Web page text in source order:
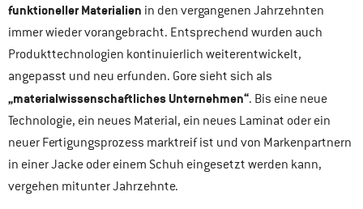
funktioneller Materialien in den vergangenen Jahrzehnten
immer wieder vorangebracht. Entsprechend wurden auch
Produkttechnologien kontinuierlich weiterentwickelt,
angepasst und neu erfunden. Gore sieht sich als
„materialwissenschaftliches Unternehmen“. Bis eine neue
Technologie, ein neues Material, ein neues Laminat oder ein
neuer Fertigungsprozess marktreif ist und von Markenpartnern
in einer Jacke oder einem Schuh eingesetzt werden kann,
vergehen mitunter Jahrzehnte.